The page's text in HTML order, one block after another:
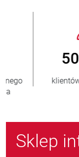
800
nowych
Sklep